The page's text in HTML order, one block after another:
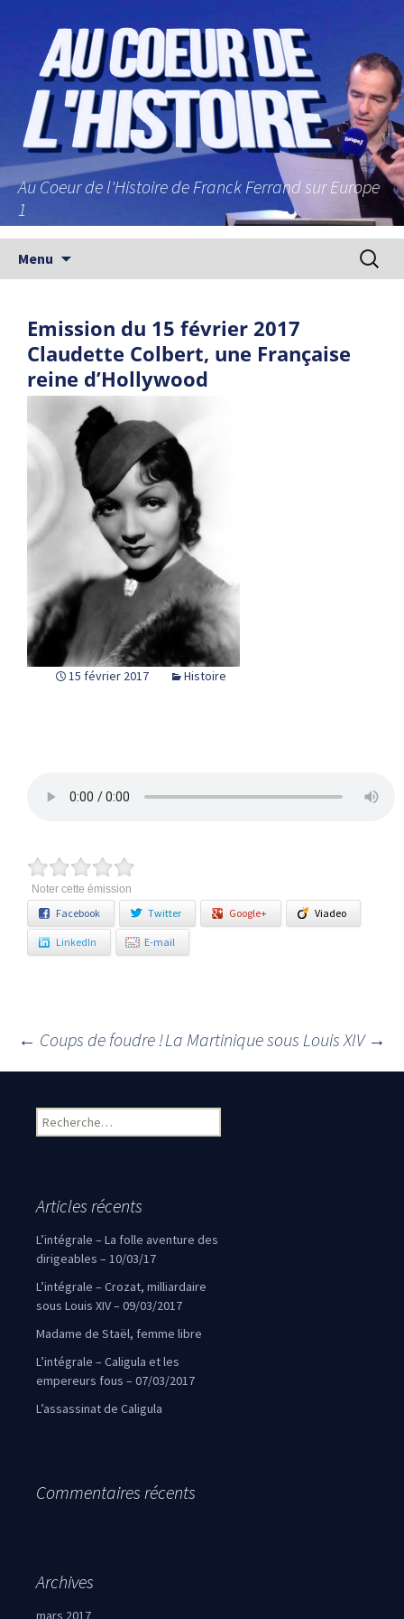
Au Coeur de l'Histoire de Franck Ferrand sur Europe
1
Menu
Emission du 15 février 2017
Claudette Colbert, une Française
reine d’Hollywood
15 février 2017 Histoire
Noter cette émission
Facebook Twitter Google+ Viadeo
LinkedIn E-mail
Navigation des articles
← Coups de foudre !La Martinique sous Louis XIV →
Rechercher :
Articles récents
L’intégrale – La folle aventure des
dirigeables – 10/03/17
L’intégrale – Crozat, milliardaire
sous Louis XIV – 09/03/2017
Madame de Staël, femme libre
L’intégrale – Caligula et les
empereurs fous – 07/03/2017
L’assassinat de Caligula
Commentaires récents
Archives
mars 2017